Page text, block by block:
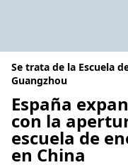
Se trata de la Escuela
Guangzhou
España
con la
escuela de
en China